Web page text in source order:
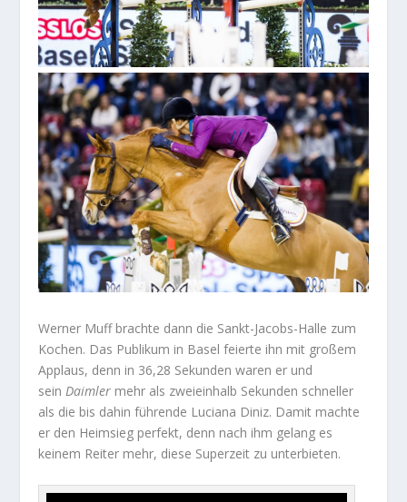
Werner Muff brachte dann die Sankt-Jacobs-Halle zum
Kochen. Das Publikum in Basel feierte ihn mit großem
Applaus, denn in 36,28 Sekunden waren er und
seinDaimler mehr als zweieinhalb Sekunden schneller
als die bis dahin führende Luciana Diniz. Damit machte
er den Heimsieg perfekt, denn nach ihm gelang es
keinem Reiter mehr, diese Superzeit zu unterbieten.